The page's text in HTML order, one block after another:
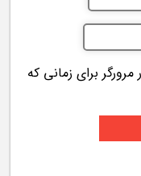
برای زمانی که